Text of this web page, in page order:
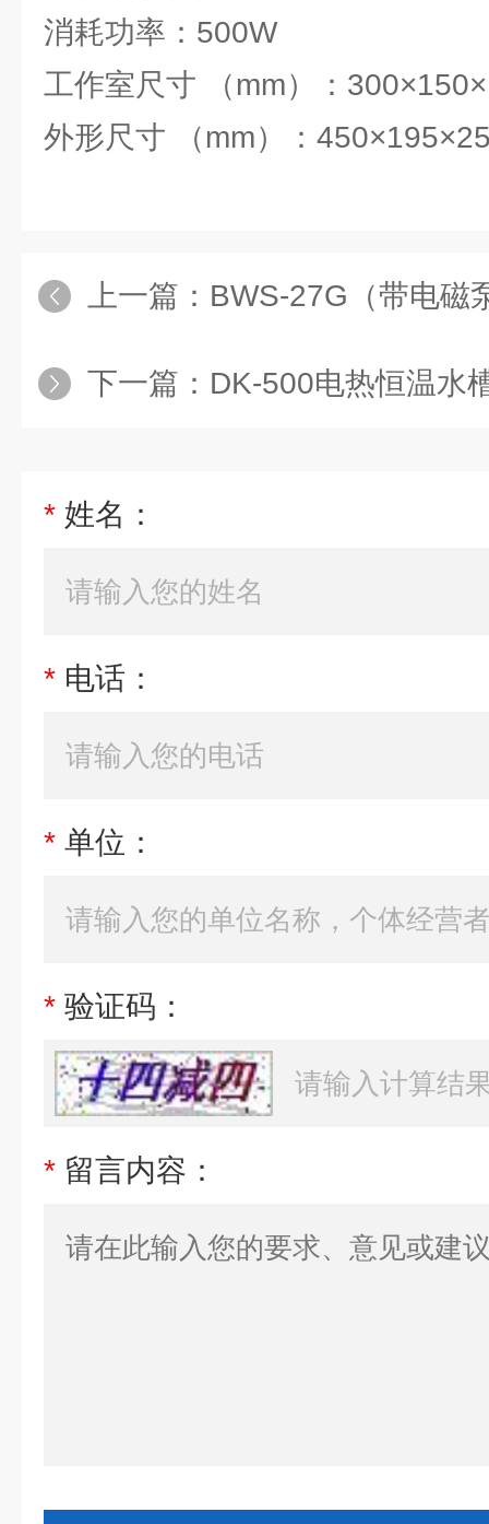
消耗功率：500W
工作室尺寸 （mm）：
外形尺寸 （mm）：
上一篇： BWS-27G（带电磁泵）精
下一篇： DK-500电热恒温水
* 姓名：
* 电话：
* 单位：
* 验证码：
* 留言内容：